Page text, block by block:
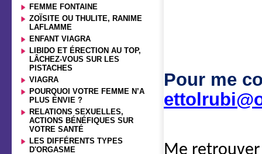
FEMME FONTAINE
ZOÏSITE OU THULITE, RANIME
LAFLAMME
ENFANT VIAGRA
LIBIDO ET ÉRECTION AU TOP,
LÂCHEZ-VOUS SUR LES
PISTACHES
VIAGRA
POURQUOI VOTRE FEMME N’A
PLUS ENVIE ?
RELATIONS SEXUELLES,
ACTIONS BÉNÉFIQUES SUR
VOTRE SANTÉ
LES DIFFÉRENTS TYPES
D'ORGASME
Pour me
Me